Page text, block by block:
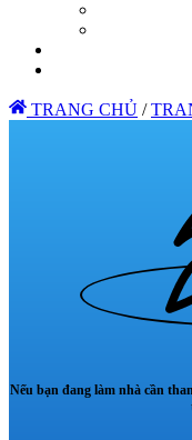
TRANG CHỦ /
Nếu bạn đang làm nhà cần